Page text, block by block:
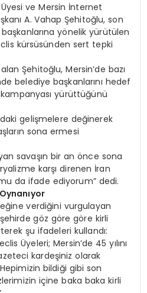
ve Mersin İnternet
A. Vahap Şehitoğlu, son
yönelik yürütülen
kürsüsünden sert tepki
Şehitoğlu, Mersin’de bazı
belediye başkanlarını hedef
yürüttüğünü
gelişmelere değinerek
sona ermesi
savaşın bir an önce sona
karşı direnen İran
da ifade ediyorum” dedi.
verdiğini vurgulayan
göz göre göre kirli
şu ifadeleri kullandı:
Üyeleri; Mersin’de 45 yılını
kardeşiniz olarak
bildiği gibi son
içine baka baka kirli